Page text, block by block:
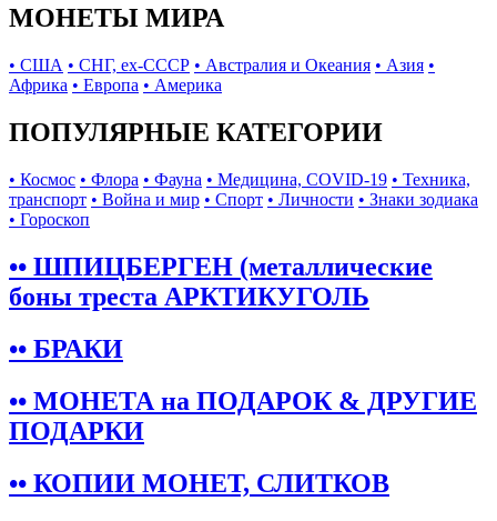
МОНЕТЫ МИРА
• США • СНГ, ex-СССР • Австралия и Океания • Азия •
Африка • Европа • Америка
ПОПУЛЯРНЫЕ КАТЕГОРИИ
• Космос • Флора • Фауна • Медицина, COVID-19 • Техника,
транспорт • Война и мир • Спорт • Личности • Знаки зодиака
• Гороскоп
•• ШПИЦБЕРГЕН (металлические
боны треста АРКТИКУГОЛЬ
•• БРАКИ
•• МОНЕТА на ПОДАРОК & ДРУГИЕ
ПОДАРКИ
•• КОПИИ МОНЕТ, СЛИТКОВ